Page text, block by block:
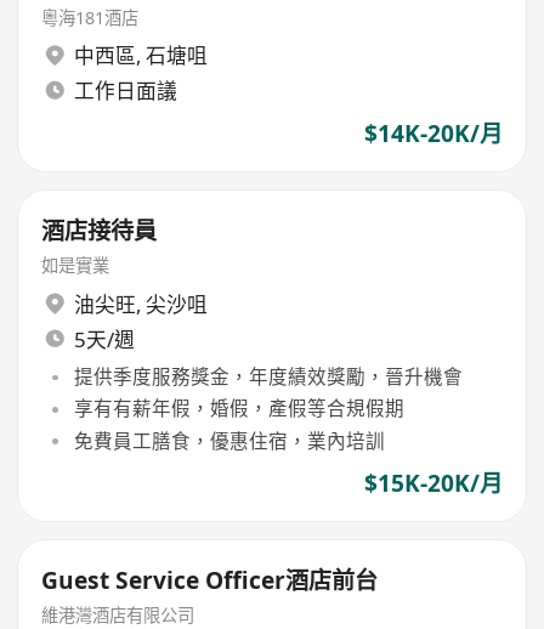
粵海181酒店
中西區, 石塘咀
工作日面議
$14K-20K/月
酒店接待員
如是實業
油尖旺, 尖沙咀
5天/週
提供季度服務獎金，年度績效獎勵，晉升機會
享有有薪年假，婚假，產假等合規假期
免費員工膳食，優惠住宿，業內培訓
$15K-20K/月
Guest Service Officer酒店前台
維港灣酒店有限公司